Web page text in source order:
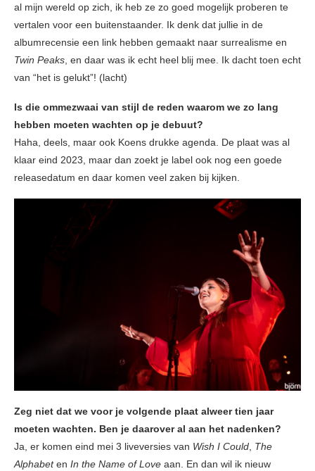
al mijn wereld op zich, ik heb ze zo goed mogelijk proberen te
vertalen voor een buitenstaander. Ik denk dat jullie in de
albumrecensie een link hebben gemaakt naar surrealisme en
Twin Peaks , en daar was ik echt heel blij mee. Ik dacht toen echt
van “het is gelukt”! (lacht)
Is die ommezwaai van stijl de reden waarom we zo lang
hebben moeten wachten op je debuut?
Haha, deels, maar ook Koens drukke agenda. De plaat was al
klaar eind 2023, maar dan zoekt je label ook nog een goede
releasedatum en daar komen veel zaken bij kijken.
Zeg niet dat we voor je volgende plaat alweer tien jaar
moeten wachten. Ben je daarover al aan het nadenken?
Ja, er komen eind mei 3 liveversies van Wish I Could The
Alphabeten In the Name of Love aan. En dan wil ik nieuw